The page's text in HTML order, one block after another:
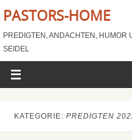
PASTORS-HOME
PREDIGTEN, ANDACHTEN, HUMOR
SEIDEL
KATEGORIE: PREDIGTEN